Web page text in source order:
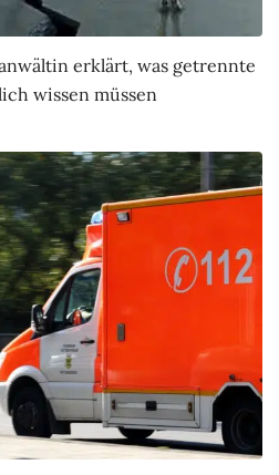
erklärt, was getrennte
wissen müssen